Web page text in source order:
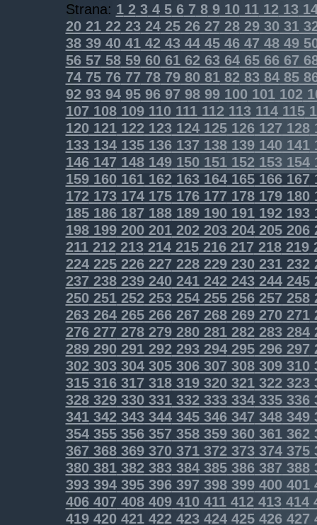
Strana: 12345678910111213
202122232425262728293031
383940414243444546474849
565758596061626364656667
747576777879808182838485
9293949596979899100101102
107108109110111112113114115
120121122123124125126127 128
133134135136137138139140 141
146147148149150151152153154
159160161162163164165166167
172173174175176177178179180
185186187188189190191192193
198199200201202203204205206
211212213214215216217218219
224225226227228229230231232
237238239240241242243244245
250251252253254255256257258
263264265266267268269270271
276277278279280281282283284
289290291292293294295296297
302303304305306307308309310
315316317318319320321322323
328329330331332333334335336
341342343344345346347348349
354355356357358359360361362
367368369370371372373374375
380381382383384385386387 388
393394395396397398399400401
406407408409410411412413414
419420421422423424425426427